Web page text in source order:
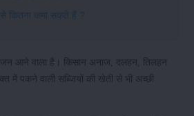
से कितना कमा सकते हैं ?
आने वाला है। किसान अनाज, दलहन, तिलहन
में पकने वाली सब्जियों की खेती से भी अच्छी